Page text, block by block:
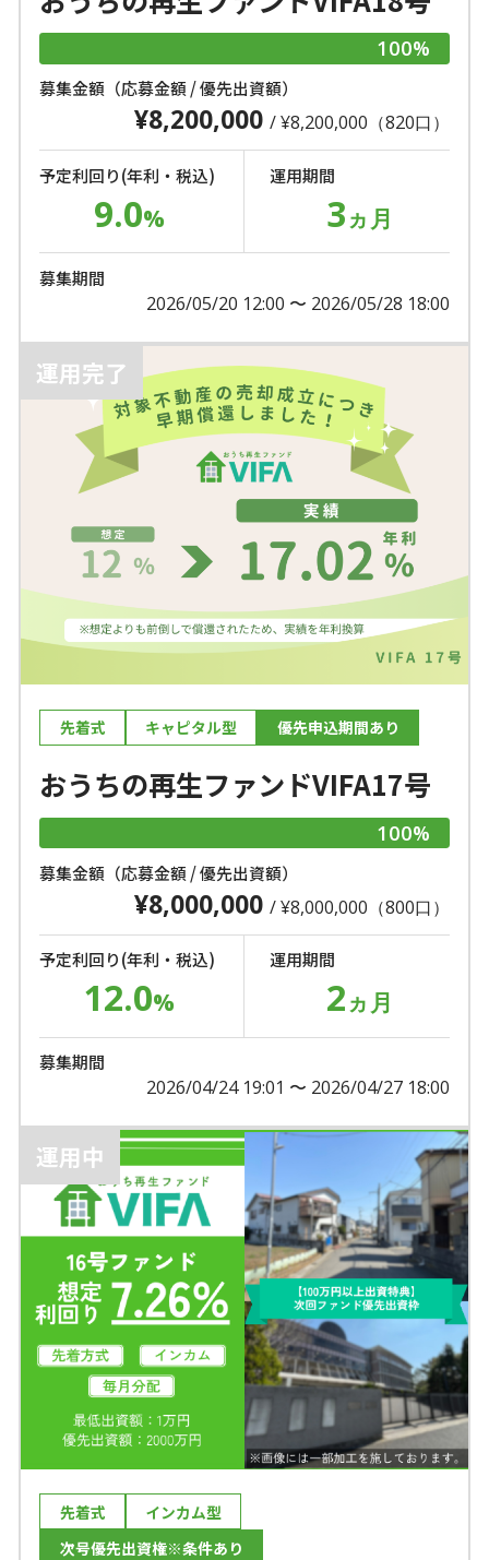
100%
募集金額（応募金額 / 優先出資額）
¥8,200,000 / ¥8,200,000（820口）
予定利回り(年利・税込)
9.0%
運用期間
3ヵ月
募集期間
2026/05/20 12:00 〜 2026/05/28 18:00
運用完了
先着式 キャピタル型 優先申込期間あり
おうちの再生ファンドVIFA17号
100%
募集金額（応募金額 / 優先出資額）
¥8,000,000 / ¥8,000,000（800口）
予定利回り(年利・税込)
12.0%
運用期間
2ヵ月
募集期間
2026/04/24 19:01 〜 2026/04/27 18:00
運用中
先着式
インカム型
次号優先出資権※条件あり